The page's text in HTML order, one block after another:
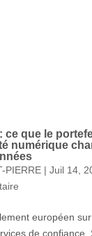
ce que le
numérique
PIERRE| Juil 14,
européen sur
de confiance.